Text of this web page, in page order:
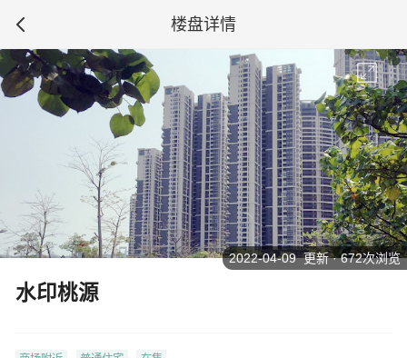
楼盘详情
水印桃源
2022-04-09 更新 · 672次浏览